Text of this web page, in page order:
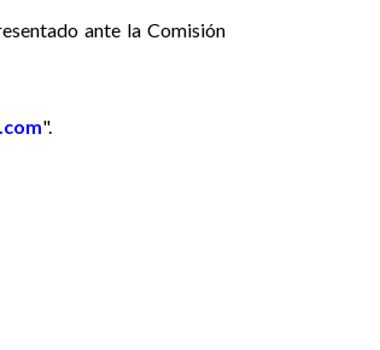
ante la Comisión
".